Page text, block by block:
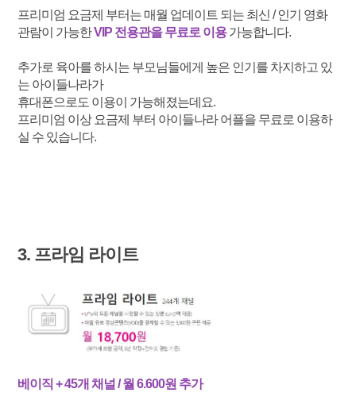
프리미엄 요금제 부터는 매월 업데이트 되는 최신 / 인기 영화
관람이 가능한VIP 전용관을 무료로 이용가능합니다.
추가로 육아를 하시는 부모님들에게 높은 인기를 차지하고 있
는 아이들나라가
휴대폰으로도 이용이 가능해졌는데요.
프리미엄 이상 요금제 부터 아이들나라 어플을 무료로 이용하
실 수 있습니다.
3. 프라임 라이트
베이직 + 45개 채널 / 월 6.600원 추가